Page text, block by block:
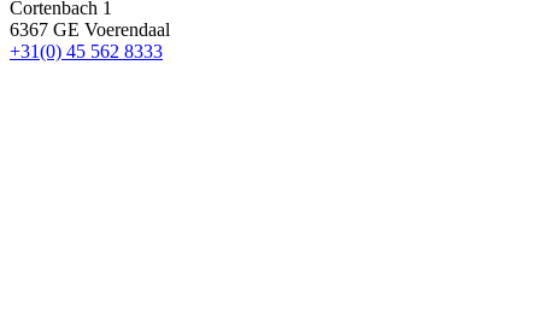
Cortenbach 1
6367 GE Voerendaal
+31(0) 45 562 8333